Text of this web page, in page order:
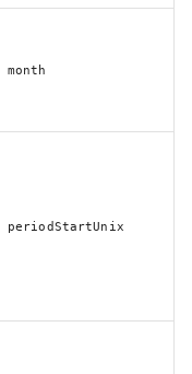
month
periodStartUnix